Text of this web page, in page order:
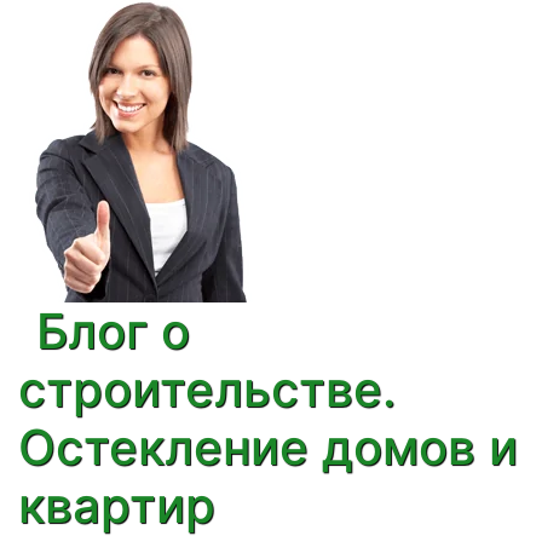
Блог о
строительстве.
Остекление домов и
квартир